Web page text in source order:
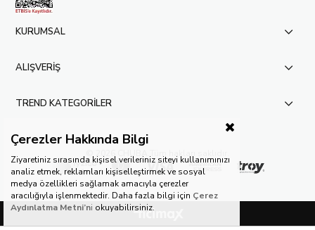
KURUMSAL
ALIŞVERİŞ
TREND KATEGORİLER
© 2026 CHUBA. Tüm hakları saklıdır.
Çerezler Hakkında Bilgi
Ziyaretiniz sırasında kişisel verileriniz siteyi kullanımınızı
analiz etmek, reklamları kişiselleştirmek ve sosyal
medya özellikleri sağlamak amacıyla çerezler
aracılığıyla işlenmektedir. Daha fazla bilgi için Çerez
Aydınlatma Metni’ni okuyabilirsiniz.